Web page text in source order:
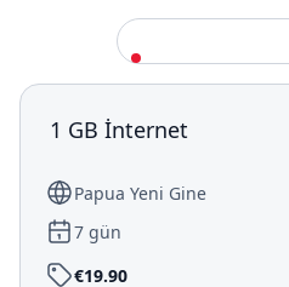
1 GB İnternet
Papua Yeni Gine
7 gün
€19.90